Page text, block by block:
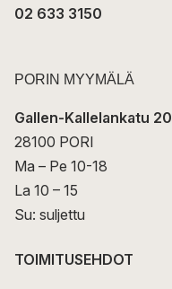
02 633 3150
PORIN MYYMÄLÄ
Gallen-Kallelankatu 20
28100 PORI
Ma – Pe 10-18
La 10 – 15
Su: suljettu
TOIMITUSEHDOT